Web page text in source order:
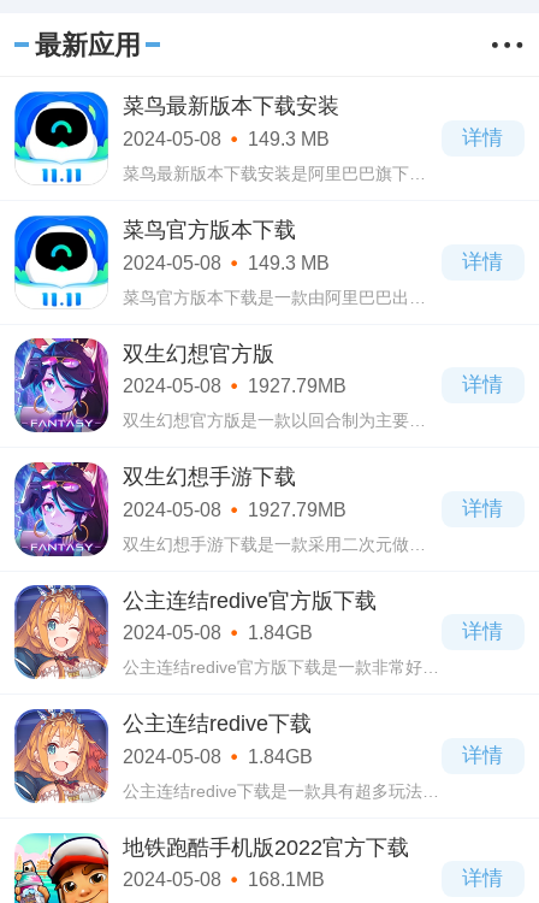
最新应用
菜鸟最新版本下载安装
2024-05-08 149.3 MB
菜鸟最新版本下载安装是阿里巴巴旗下的
本下载安装这款软件当中你可以查询到绑
定你手机号的所有包裹，到了驿站之后将
会为你
详情
菜鸟官方版本下载
2024-05-08 149.3 MB
菜鸟官方版本下载是一款由阿里巴巴出品
下载这款软件当中你需要绑定你的手机
号，当你用同一个号码进行网上的购物，
如果该平
详情
双生幻想官方版
2024-05-08 1927.79MB
双生幻想官方版是一款以回合制为主要玩
官方版中玩家将会被系统化身为意外卷入
爆炸事件中的探长，带领着各位探员，一
起拨开
详情
双生幻想手游下载
2024-05-08 1927.79MB
双生幻想手游下载是一款采用二次元做为
生幻想手游下载中以异世界做为游戏中的
主要背景，其内的各场面画风都设计的十
分精致
详情
公主连结redive官方版下载
2024-05-08 1.84GB
公主连结redive官方版下载是一款非常好玩
下载拥有超多的角色，她们或可爱、或性
感、或高冷。
详情
公主连结redive下载
2024-05-08 1.84GB
公主连结redive下载是一款具有超多玩法的
画面是非常的精美，五彩斑斓的画面让玩
家感到非常的流连忘返。
详情
地铁跑酷手机版2022官方下载
2024-05-08 168.1MB 详情